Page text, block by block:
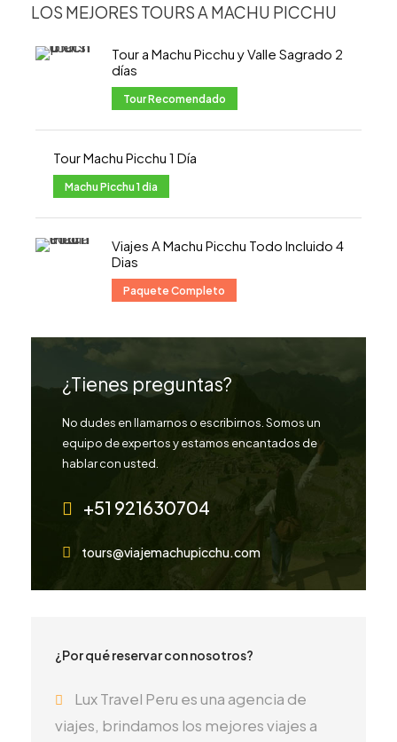
LOS MEJORES TOURS A MACHU PICCHU
Tour a Machu Picchu y Valle Sagrado 2
días
Tour Recomendado
Tour Machu Picchu 1 Día
Machu Picchu 1 dia
Viajes A Machu Picchu Todo Incluido 4
Dias
Paquete Completo
¿Tienes preguntas?
No dudes en llamarnos o escribirnos. Somos un
equipo de expertos y estamos encantados de
hablar con usted.
+51 921630704
tours@viajemachupicchu.com
¿Por qué reservar con nosotros?
Lux Travel Peru es una agencia de
viajes, brindamos los mejores viajes a